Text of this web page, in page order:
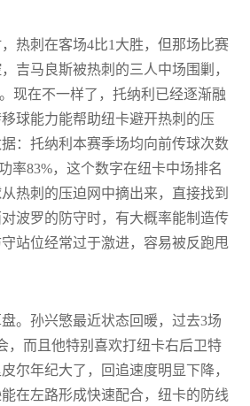
，热刺在客场4比1大胜，但那场比赛
吉马良斯被热刺的三人中场围剿，
现在不一样了，托纳利已经逐渐融
球能力能帮助纽卡避开热刺的压
：托纳利本赛季场均向前传球次数
率83%，这个数字在纽卡中场排名
热刺的压迫网中摘出来，直接找到
波罗的防守时，有大概率能制造传
站位经常过于激进，容易被反跑甩
。孙兴慜最近状态回暖，过去3场
，而且他特别喜欢打纽卡右后卫特
尔年纪大了，回追速度明显下降，
在左路形成快速配合，纽卡的防线